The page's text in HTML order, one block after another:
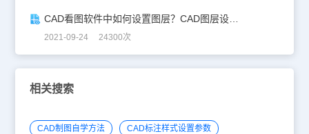
CAD看图软件中如何设置图层？CAD图层设置技巧
2021-09-24 24300次
相关搜索
CAD制图自学方法 CAD标注样式设置参数